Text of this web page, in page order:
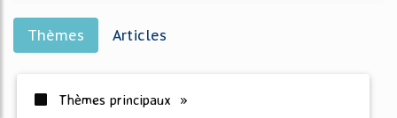
Thèmes Articles
Thèmes principaux »